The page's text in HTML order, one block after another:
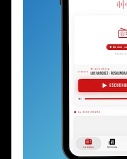
2 semanas atrás en